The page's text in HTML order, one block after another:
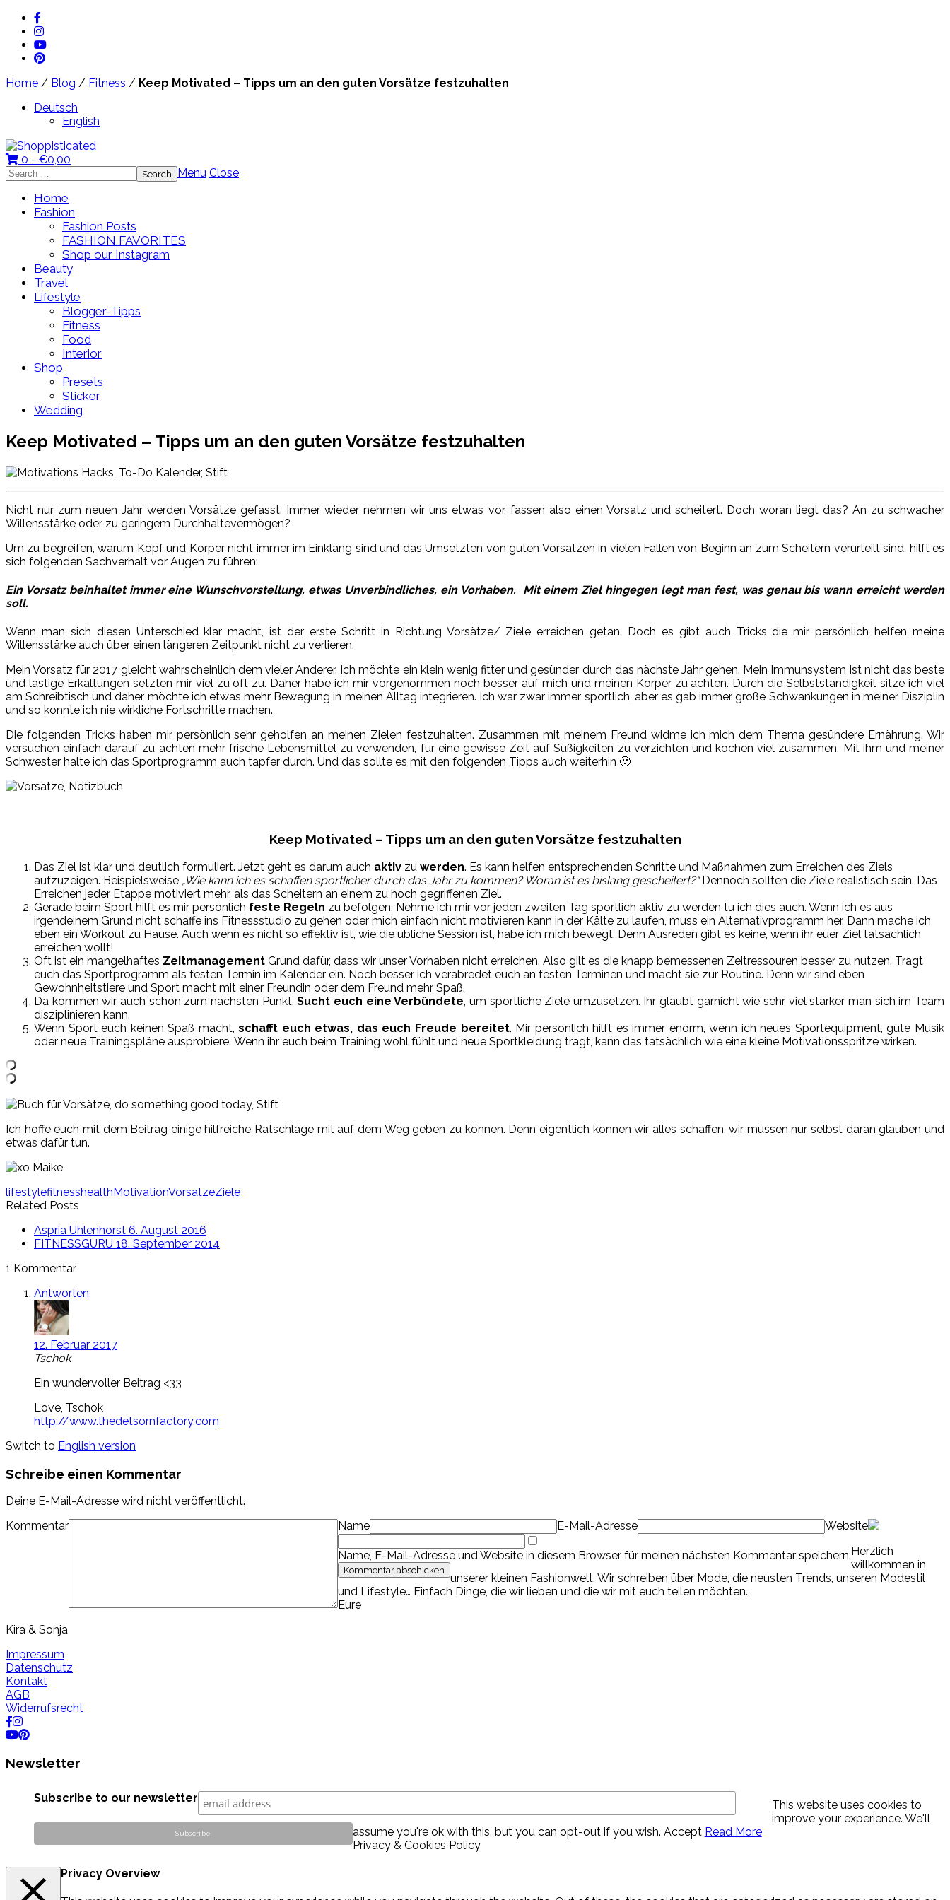
Home / Blog / Fitness / Keep Motivated – Tipps um an den guten Vorsätze festzuhalten
Deutsch
English
0 - €0,00
Search
for:
Menu Close
Home
Fashion
Fashion Posts
FASHION FAVORITES
Shop our Instagram
Beauty
Travel
Lifestyle
Blogger-Tipps
Fitness
Food
Interior
Shop
Presets
Sticker
Wedding
Keep Motivated – Tipps um an den guten Vorsätze festzuhalten
Nicht nur zum neuen Jahr werden Vorsätze gefasst. Immer wieder nehmen wir uns etwas vor, fassen also einen Vorsatz und scheitert. Doch woran liegt das? An zu schwacher
Willensstärke oder zu geringem Durchhaltevermögen?
Um zu begreifen, warum Kopf und Körper nicht immer im Einklang sind und das Umsetzten von guten Vorsätzen in vielen Fällen von Beginn an zum Scheitern verurteilt sind, hilft es
sich folgenden Sachverhalt vor Augen zu führen:
Ein Vorsatz beinhaltet immer eine Wunschvorstellung, etwas Unverbindliches, ein Vorhaben. Mit einem Ziel hingegen legt man fest, was genau bis wann erreicht werden
soll.
Wenn man sich diesen Unterschied klar macht, ist der erste Schritt in Richtung Vorsätze/ Ziele erreichen getan. Doch es gibt auch Tricks die mir persönlich helfen meine
Willensstärke auch über einen längeren Zeitpunkt nicht zu verlieren.
Mein Vorsatz für 2017 gleicht wahrscheinlich dem vieler Anderer. Ich möchte ein klein wenig fitter und gesünder durch das nächste Jahr gehen. Mein Immunsystem ist nicht das beste
und lästige Erkältungen setzten mir viel zu oft zu. Daher habe ich mir vorgenommen noch besser auf mich und meinen Körper zu achten. Durch die Selbstständigkeit sitze ich viel
am Schreibtisch und daher möchte ich etwas mehr Bewegung in meinen Alltag integrieren. Ich war zwar immer sportlich, aber es gab immer große Schwankungen in meiner Disziplin
und so konnte ich nie wirkliche Fortschritte machen.
Die folgenden Tricks haben mir persönlich sehr geholfen an meinen Zielen festzuhalten. Zusammen mit meinem Freund widme ich mich dem Thema gesündere Ernährung. Wir
versuchen einfach darauf zu achten mehr frische Lebensmittel zu verwenden, für eine gewisse Zeit auf Süßigkeiten zu verzichten und kochen viel zusammen. Mit ihm und meiner
Schwester halte ich das Sportprogramm auch tapfer durch. Und das sollte es mit den folgenden Tipps auch weiterhin 🙂
Keep Motivated – Tipps um an den guten Vorsätze festzuhalten
Das Ziel ist klar und deutlich formuliert. Jetzt geht es darum auch aktiv zu werden. Es kann helfen entsprechenden Schritte und Maßnahmen zum Erreichen des Ziels
aufzuzeigen. Beispielsweise „Wie kann ich es schaffen sportlicher durch das Jahr zu kommen? Woran ist es bislang gescheitert?“Dennoch sollten die Ziele realistisch sein. Das
Erreichen jeder Etappe motiviert mehr, als das Scheitern an einem zu hoch gegriffenen Ziel.
Gerade beim Sport hilft es mir persönlich feste Regeln zu befolgen. Nehme ich mir vor jeden zweiten Tag sportlich aktiv zu werden tu ich dies auch. Wenn ich es aus
irgendeinem Grund nicht schaffe ins Fitnessstudio zu gehen oder mich einfach nicht motivieren kann in der Kälte zu laufen, muss ein Alternativprogramm her. Dann mache ich
eben ein Workout zu Hause. Auch wenn es nicht so effektiv ist, wie die übliche Session ist, habe ich mich bewegt. Denn Ausreden gibt es keine, wenn ihr euer Ziel tatsächlich
erreichen wollt!
Oft ist ein mangelhaftes Zeitmanagement Grund dafür, dass wir unser Vorhaben nicht erreichen. Also gilt es die knapp bemessenen Zeitressouren besser zu nutzen. Tragt
euch das Sportprogramm als festen Termin im Kalender ein. Noch besser ich verabredet euch an festen Terminen und macht sie zur Routine. Denn wir sind eben
Gewohnheitstiere und Sport macht mit einer Freundin oder dem Freund mehr Spaß.
Da kommen wir auch schon zum nächsten Punkt.Sucht euch eine Verbündete , um sportliche Ziele umzusetzen. Ihr glaubt garnicht wie sehr viel stärker man sich im Team
disziplinieren kann.
Wenn Sport euch keinen Spaß macht,schafft euch etwas, das euch Freude bereitet. Mir persönlich hilft es immer enorm, wenn ich neues Sportequipment, gute Musik
oder neue Trainingspläne ausprobiere. Wenn ihr euch beim Training wohl fühlt und neue Sportkleidung tragt, kann das tatsächlich wie eine kleine Motivationsspritze wirken.
Ich hoffe euch mit dem Beitrag einige hilfreiche Ratschläge mit auf dem Weg geben zu können. Denn eigentlich können wir alles schaffen, wir müssen nur selbst daran glauben und
etwas dafür tun.
lifestylefitnesshealthMotivationVorsätzeZiele
Related Posts
Aspria Uhlenhorst 6. August 2016
FITNESSGURU 18. September 2014
1 Kommentar
Antworten
12. Februar 2017
Tschok
Ein wundervoller Beitrag <33
Love, Tschok
http://www.thedetsornfactory.com
Switch to English version
Schreibe einen Kommentar
Deine E-Mail-Adresse wird nicht veröffentlicht.
Kommentar
Name E-Mail-Adresse Website
Name, E-Mail-Adresse und Website in diesem Browser für meinen nächsten Kommentar speichern. Herzlich
willkommen in
unserer kleinen Fashionwelt. Wir schreiben über Mode, die neusten Trends, unseren Modestil
und Lifestyle… Einfach Dinge, die wir lieben und die wir mit euch teilen möchten.
Eure
Kira & Sonja
Impressum
Datenschutz
Kontakt
AGB
Widerrufsrecht
Newsletter
Subscribe to our newsletter
This website uses cookies to
improve your experience. We'll
assume you're ok with this, but you can opt-out if you wish. Accept Read More
Privacy & Cookies Policy
Privacy Overview